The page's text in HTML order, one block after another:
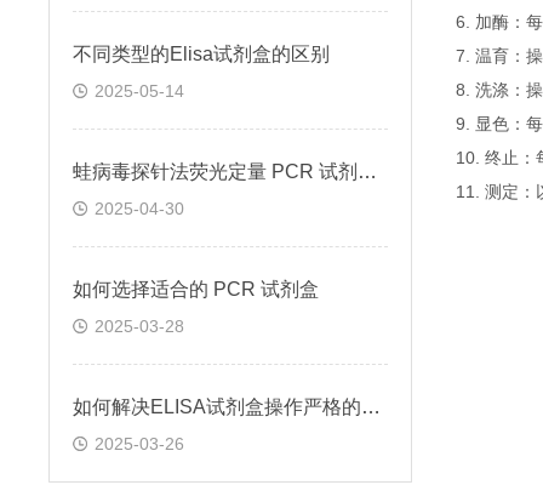
不同类型的Elisa试剂盒的区别
2025-05-14
蛙病毒探针法荧光定量 PCR 试剂盒定量定性检测
2025-04-30
如何选择适合的 PCR 试剂盒
2025-03-28
如何解决ELISA试剂盒操作严格的问题
2025-03-26
6. 加酶：
7. 温育：
8. 洗涤：
9. 显色：
10. 终止：
11. 测定：